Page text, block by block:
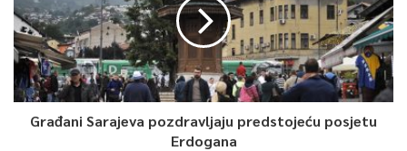
Što se tiče strukture posjetitelja, ravnatelj Vuletić ističe kako
su uz domaće goste brojni i oni iz susjednih država, ali da je u
zadnje vrijeme sve više i posjetitelja iz Poljske, Češke, SAD-a,
Velike Britanije, pa je ta brojka otprilike izjednačena.
Građani Sarajeva pozdravljaju predstojeću posjetu
Erdogana